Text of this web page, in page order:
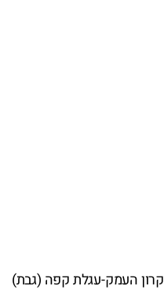
קרון העמק-עגלת קפה (גבת)